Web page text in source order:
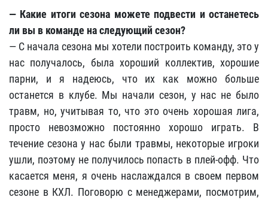
— Какие итоги сезона можете подвести и останетесь
ли вы в команде на следующий сезон?
— С начала сезона мы хотели построить команду, это у
нас получалось, была хороший коллектив, хорошие
парни, и я надеюсь, что их как можно больше
останется в клубе. Мы начали сезон, у нас не было
травм, но, учитывая то, что это очень хорошая лига,
просто невозможно постоянно хорошо играть. В
течение сезона у нас были травмы, некоторые игроки
ушли, поэтому не получилось попасть в плей-офф. Что
касается меня, я очень наслаждался в своем первом
сезоне в КХЛ. Поговорю с менеджерами, посмотрим,